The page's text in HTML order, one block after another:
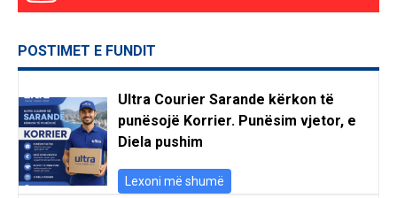
POSTIMET E FUNDIT
Ultra Courier Sarande kërkon të
punësojë Korrier. Punësim vjetor, e
Diela pushim
Lexoni më shumë